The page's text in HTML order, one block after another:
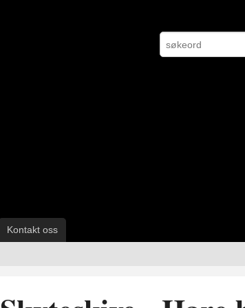
Kontakt oss